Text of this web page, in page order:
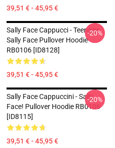
39,51 € - 45,95 €
Sally Face Cappucci - Teenage
Sally Face Pullover Hoodie
RB0106 [ID8128]
39,51 € - 45,95 €
-20%
Sally Face Cappuccini - Sally
Face! Pullover Hoodie RB0106
[ID8115]
39,51 € - 45,95 €
-20%